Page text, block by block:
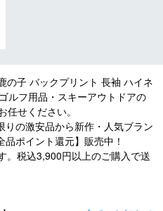
子 バックプリント 長袖 ハイネ
フ用品・スキーアウトドアの
せください。
の激安品から新作・人気ブラン
ポイント還元】販売中！
。税込3,900円以上のご購入で送